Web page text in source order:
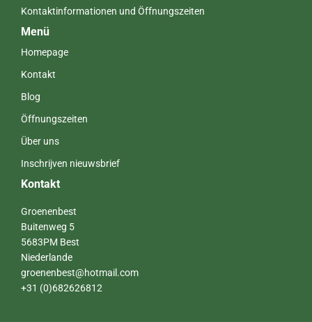
Kontaktinformationen und Öffnungszeiten
Menü
Homepage
Kontakt
Blog
Öffnungszeiten
Über uns
Inschrijven nieuwsbrief
Kontakt
Groenenbest
Buitenweg 5
5683PM Best
Niederlande
groenenbest@hotmail.com
+31 (0)682626812